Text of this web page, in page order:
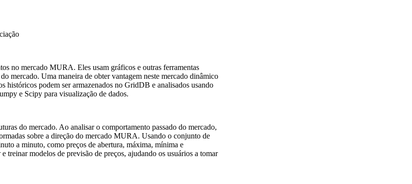
no mercado MURA. Eles usam gráficos e outras ferramentas
mercado. Uma maneira de obter vantagem neste mercado dinâmico
históricos podem ser armazenados no GridDB e analisados ​​usando
e Scipy para visualização de dados.
do mercado. Ao analisar o comportamento passado do mercado,
sobre a direção do mercado MURA. Usando o conjunto de
a minuto, como preços de abertura, máxima, mínima e
treinar modelos de previsão de preços, ajudando os usuários a tomar